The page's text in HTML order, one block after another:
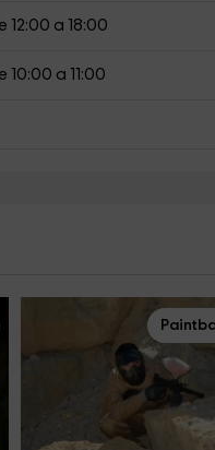
12:00 a 18:00
10:00 a 11:00